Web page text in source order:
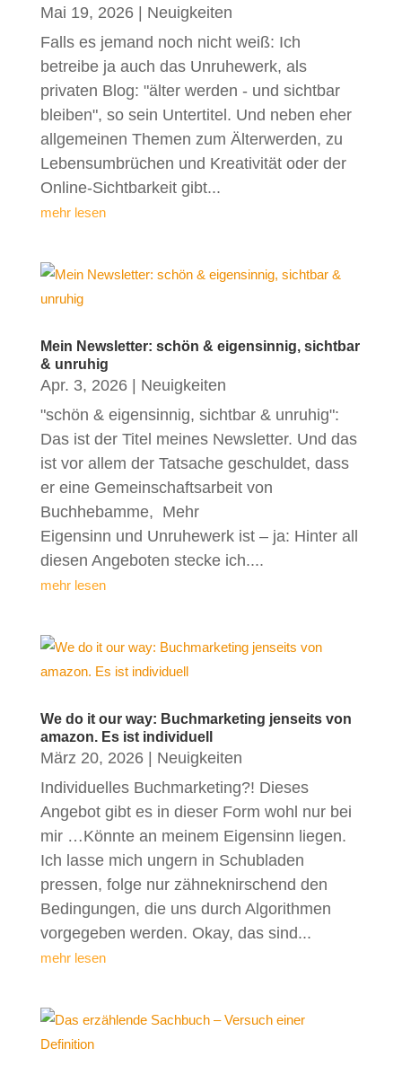
Mai 19, 2026| Neuigkeiten
Falls es jemand noch nicht weiß: Ich
betreibe ja auch das Unruhewerk, als
privaten Blog: "älter werden - und sichtbar
bleiben", so sein Untertitel. Und neben eher
allgemeinen Themen zum Älterwerden, zu
Lebensumbrüchen und Kreativität oder der
Online-Sichtbarkeit gibt...
mehr lesen
Mein Newsletter: schön & eigensinnig, sichtbar
& unruhig
Apr. 3, 2026| Neuigkeiten
"schön & eigensinnig, sichtbar & unruhig":
Das ist der Titel meines Newsletter. Und das
ist vor allem der Tatsache geschuldet, dass
er eine Gemeinschaftsarbeit von
Buchhebamme, Mehr
Eigensinn und Unruhewerk ist – ja: Hinter all
diesen Angeboten stecke ich....
mehr lesen
We do it our way: Buchmarketing jenseits von
amazon. Es ist individuell
März 20, 2026| Neuigkeiten
Individuelles Buchmarketing?! Dieses
Angebot gibt es in dieser Form wohl nur bei
mir …Könnte an meinem Eigensinn liegen.
Ich lasse mich ungern in Schubladen
pressen, folge nur zähneknirschend den
Bedingungen, die uns durch Algorithmen
vorgegeben werden. Okay, das sind...
mehr lesen